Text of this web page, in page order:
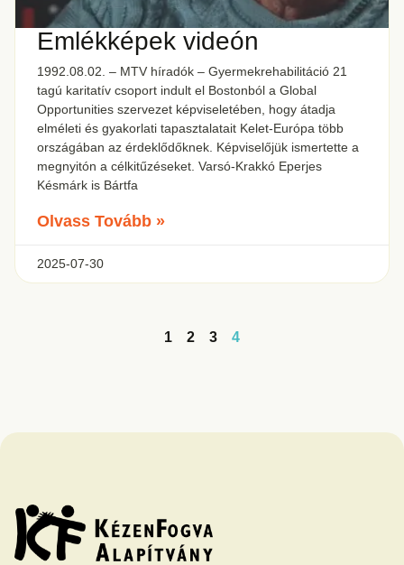
Emlékképek videón
1992.08.02. – MTV híradók – Gyermekrehabilitáció 21
tagú karitatív csoport indult el Bostonból a Global
Opportunities szervezet képviseletében, hogy átadja
elméleti és gyakorlati tapasztalatait Kelet-Európa több
országában az érdeklődőknek. Képviselőjük ismertette a
megnyitón a célkitűzéseket. Varsó-Krakkó Eperjes
Késmárk is Bártfa
Olvass Tovább »
2025-07-30
1 2 3 4